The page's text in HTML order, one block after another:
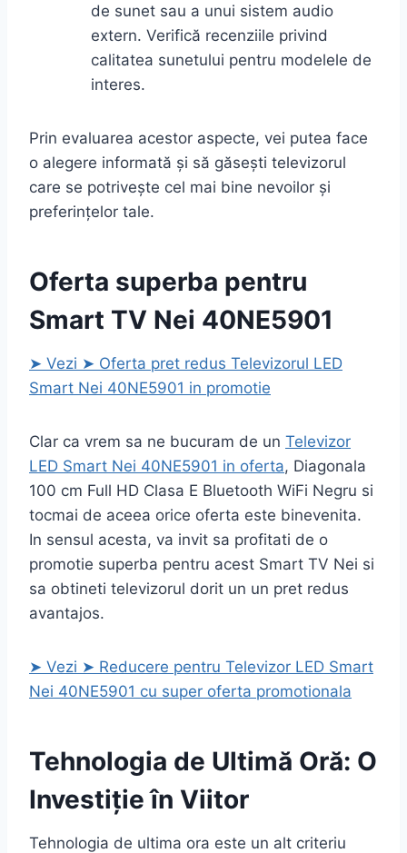
de sunet sau a unui sistem audio
extern. Verifică recenziile privind
calitatea sunetului pentru modelele de
interes.
Prin evaluarea acestor aspecte, vei putea face
o alegere informată și să găsești televizorul
care se potrivește cel mai bine nevoilor și
preferințelor tale.
Oferta superba pentru
Smart TV Nei 40NE5901
➤ Vezi ➤ Oferta pret redus Televizorul LED
Smart Nei 40NE5901 in promotie
Clar ca vrem sa ne bucuram de un Televizor
LED Smart Nei 40NE5901 in oferta, Diagonala
100 cm Full HD Clasa E Bluetooth WiFi Negru si
tocmai de aceea orice oferta este binevenita.
In sensul acesta, va invit sa profitati de o
promotie superba pentru acest Smart TV Nei si
sa obtineti televizorul dorit un un pret redus
avantajos.
➤ Vezi ➤ Reducere pentru Televizor LED Smart
Nei 40NE5901 cu super oferta promotionala
Tehnologia de Ultimă Oră: O
Investiție în Viitor
Tehnologia de ultima ora este un alt criteriu